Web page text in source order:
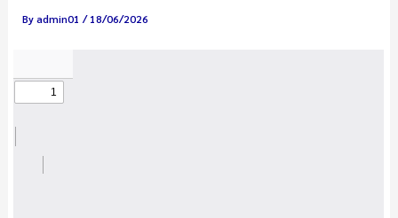
Byadmin01/18/06/2026